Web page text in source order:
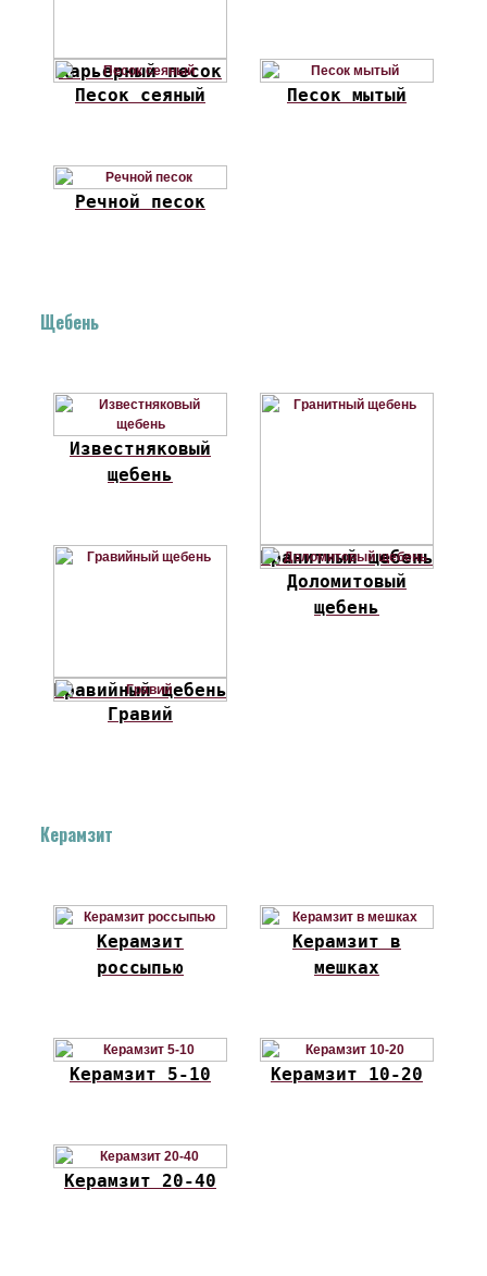
Карьерный песок
Песок сеяный Песок мытый
Речной песок
Щебень
Известняковый
щебень
Гранитный щебень
Гравийный щебень
Доломитовый
щебень
Гравий
Керамзит
Керамзит
россыпью
Керамзит в
мешках
Керамзит 5-10 Керамзит 10-20
Керамзит 20-40